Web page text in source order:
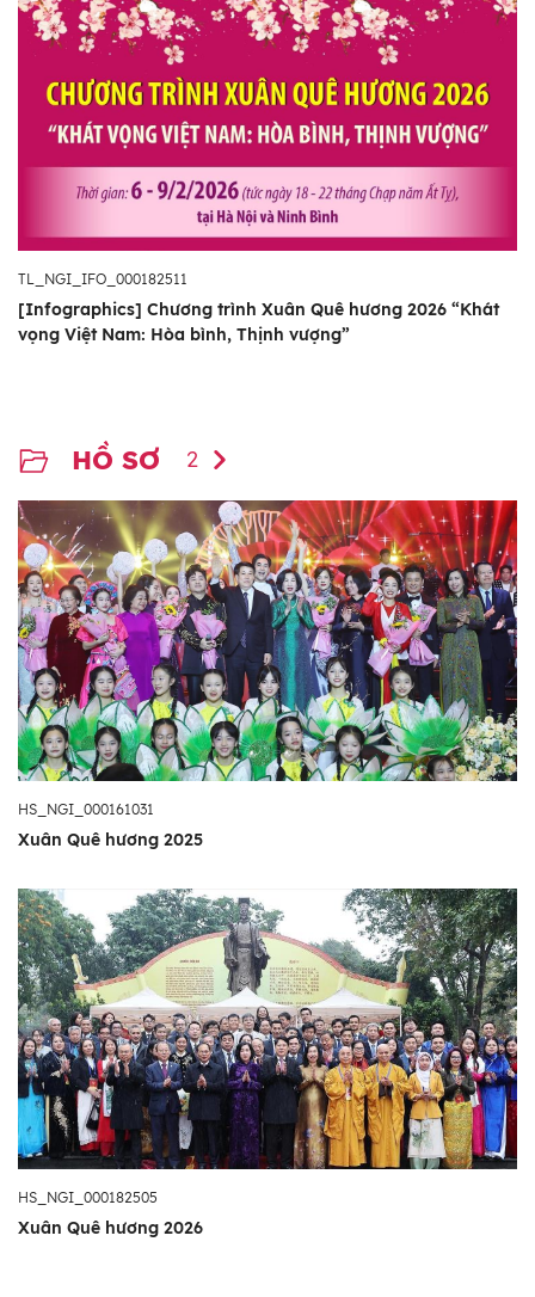
TL_NGI_IFO_000182511
[Infographics] Chương trình Xuân Quê hương 2026 “Khát
vọng Việt Nam: Hòa bình, Thịnh vượng”
HỒ SƠ 2
HS_NGI_000161031
Xuân Quê hương 2025
HS_NGI_000182505
Xuân Quê hương 2026